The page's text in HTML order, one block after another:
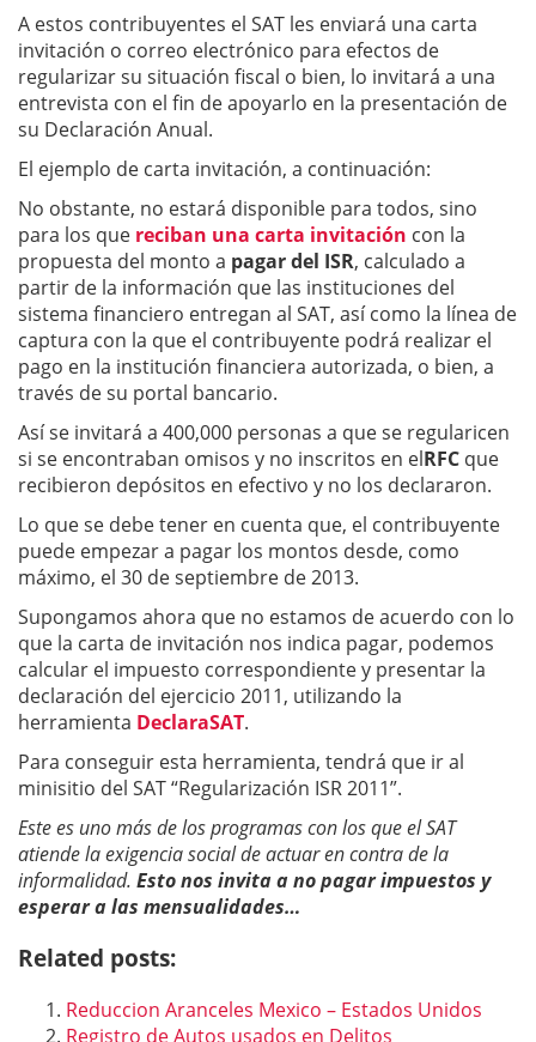
A estos contribuyentes el SAT les enviará una carta
invitación o correo electrónico para efectos de
regularizar su situación fiscal o bien, lo invitará a una
entrevista con el fin de apoyarlo en la presentación de
su Declaración Anual.
El ejemplo de carta invitación, a continuación:
No obstante, no estará disponible para todos, sino
para los que reciban una carta invitación con la
propuesta del monto a pagar del ISR, calculado a
partir de la información que las instituciones del
sistema financiero entregan al SAT, así como la línea de
captura con la que el contribuyente podrá realizar el
pago en la institución financiera autorizada, o bien, a
través de su portal bancario.
Así se invitará a 400,000 personas a que se regularicen
si se encontraban omisos y no inscritos en elRFC que
recibieron depósitos en efectivo y no los declararon.
Lo que se debe tener en cuenta que, el contribuyente
puede empezar a pagar los montos desde, como
máximo, el 30 de septiembre de 2013.
Supongamos ahora que no estamos de acuerdo con lo
que la carta de invitación nos indica pagar, podemos
calcular el impuesto correspondiente y presentar la
declaración del ejercicio 2011, utilizando la
herramienta DeclaraSAT.
Para conseguir esta herramienta, tendrá que ir al
minisitio del SAT “Regularización ISR 2011”.
Este es uno más de los programas con los que el SAT
atiende la exigencia social de actuar en contra de la
informalidad. Esto nos invita a no pagar impuestos y
esperar a las mensualidades…
Related posts:
Reduccion Aranceles Mexico – Estados Unidos
Registro de Autos usados en Delitos